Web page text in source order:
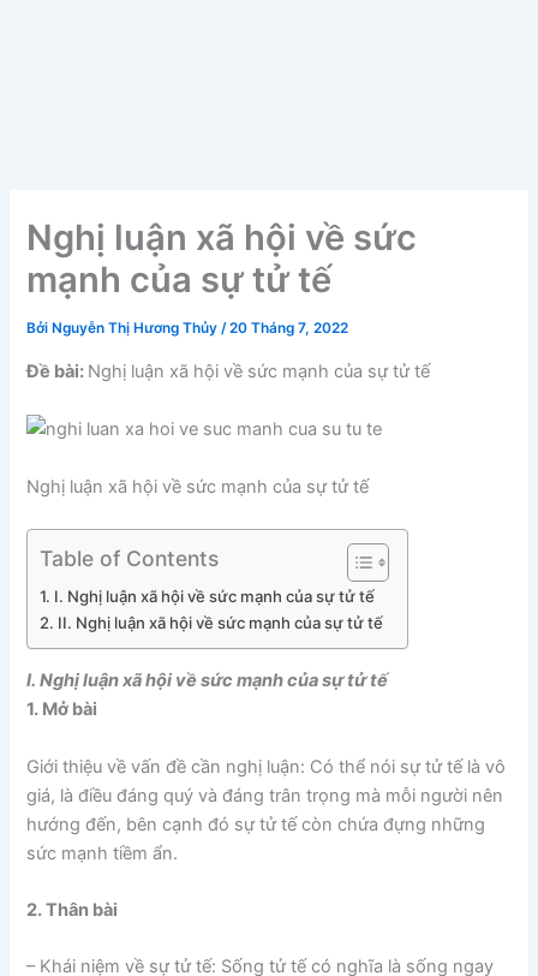
Nghị luận xã hội về sức
mạnh của sự tử tế
Bởi Nguyễn Thị Hương Thủy/20 Tháng 7, 2022
Đề bài: Nghị luận xã hội về sức mạnh của sự tử tế
Nghị luận xã hội về sức mạnh của sự tử tế
Table of Contents
I. Nghị luận xã hội về sức mạnh của sự tử tế
II. Nghị luận xã hội về sức mạnh của sự tử tế
I. Nghị luận xã hội về sức mạnh của sự tử tế
1. Mở bài
Giới thiệu về vấn đề cần nghị luận: Có thể nói sự tử tế là vô
giá, là điều đáng quý và đáng trân trọng mà mỗi người nên
hướng đến, bên cạnh đó sự tử tế còn chứa đựng những
sức mạnh tiềm ẩn.
2. Thân bài
– Khái niệm về sự tử tế: Sống tử tế có nghĩa là sống ngay